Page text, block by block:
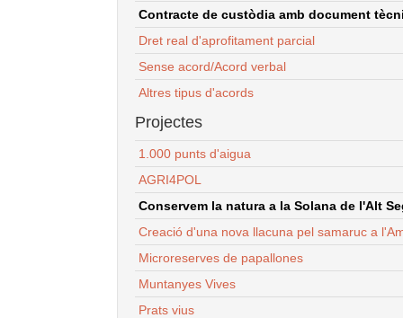
Contracte de custòdia amb document
Dret real d'aprofitament parcial
Sense acord/Acord verbal
Altres tipus d'acords
Projectes
1.000 punts d'aigua
AGRI4POL
Conservem la natura a la Solana de l'Alt
Creació d'una nova llacuna pel samaruc a
Microreserves de papallones
Muntanyes Vives
Prats vius